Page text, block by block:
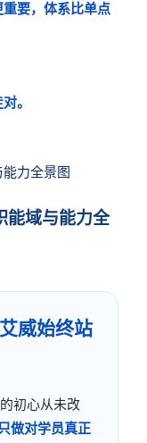
要，体系比单点
。
能域与能力全
威始终站
初心从未改
做对学员真正